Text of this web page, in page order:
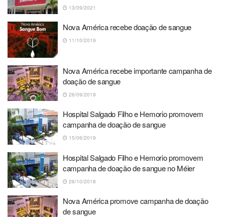
13/09/2021
Nova América recebe doação de sangue
11/10/2019
Nova América recebe importante campanha de
doação de sangue
26/09/2019
Hospital Salgado Filho e Hemorio promovem
campanha de doação de sangue
15/06/2019
Hospital Salgado Filho e Hemorio promovem
campanha de doação de sangue no Méier
26/10/2018
Nova América promove campanha de doação
de sangue